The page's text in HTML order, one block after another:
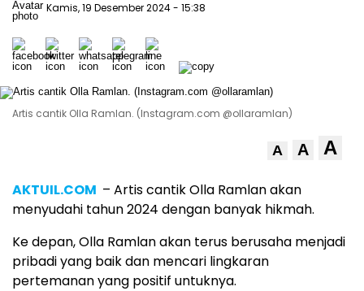
Kamis, 19 Desember 2024- 15:38
Artis cantik Olla Ramlan. (Instagram.com @ollaramlan)
A A A
AKTUIL.COM – Artis cantik Olla Ramlan akan
menyudahi tahun 2024 dengan banyak hikmah.
Ke depan, Olla Ramlan akan terus berusaha menjadi
pribadi yang baik dan mencari lingkaran
pertemanan yang positif untuknya.